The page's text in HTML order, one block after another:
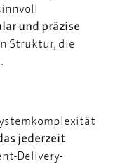
und präzise
Struktur, die
jederzeit
Delivery-